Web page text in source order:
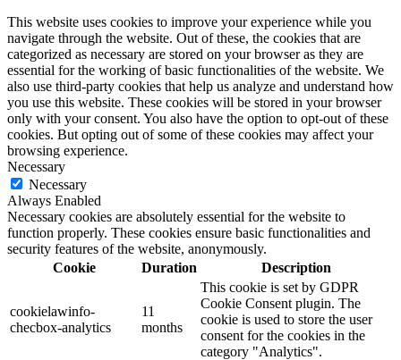
This website uses cookies to improve your experience while you
navigate through the website. Out of these, the cookies that are
categorized as necessary are stored on your browser as they are
essential for the working of basic functionalities of the website. We
also use third-party cookies that help us analyze and understand how
you use this website. These cookies will be stored in your browser
only with your consent. You also have the option to opt-out of these
cookies. But opting out of some of these cookies may affect your
browsing experience.
Necessary
Necessary
Always Enabled
Necessary cookies are absolutely essential for the website to
function properly. These cookies ensure basic functionalities and
security features of the website, anonymously.
Cookie
Duration Description
cookielawinfo-
checbox-analytics
11
months
This cookie is set by GDPR
Cookie Consent plugin. The
cookie is used to store the user
consent for the cookies in the
category "Analytics".